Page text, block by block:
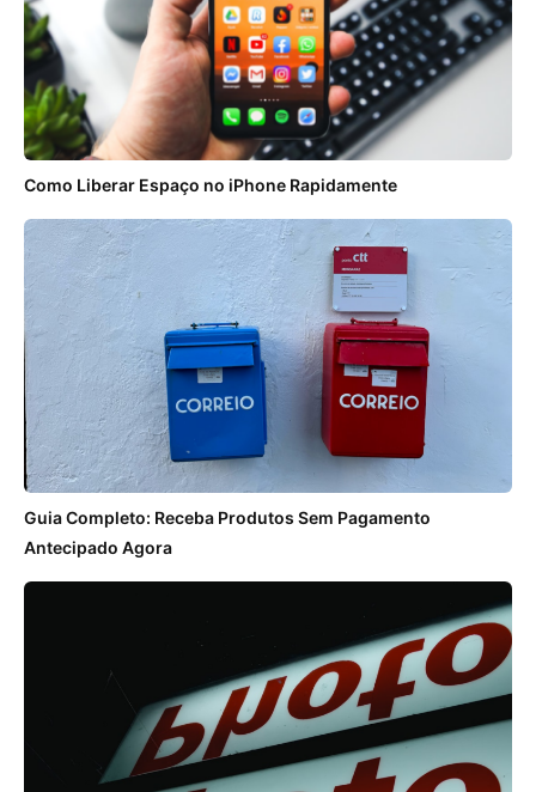
Como Liberar Espaço no iPhone Rapidamente
Guia Completo: Receba Produtos Sem Pagamento
Antecipado Agora